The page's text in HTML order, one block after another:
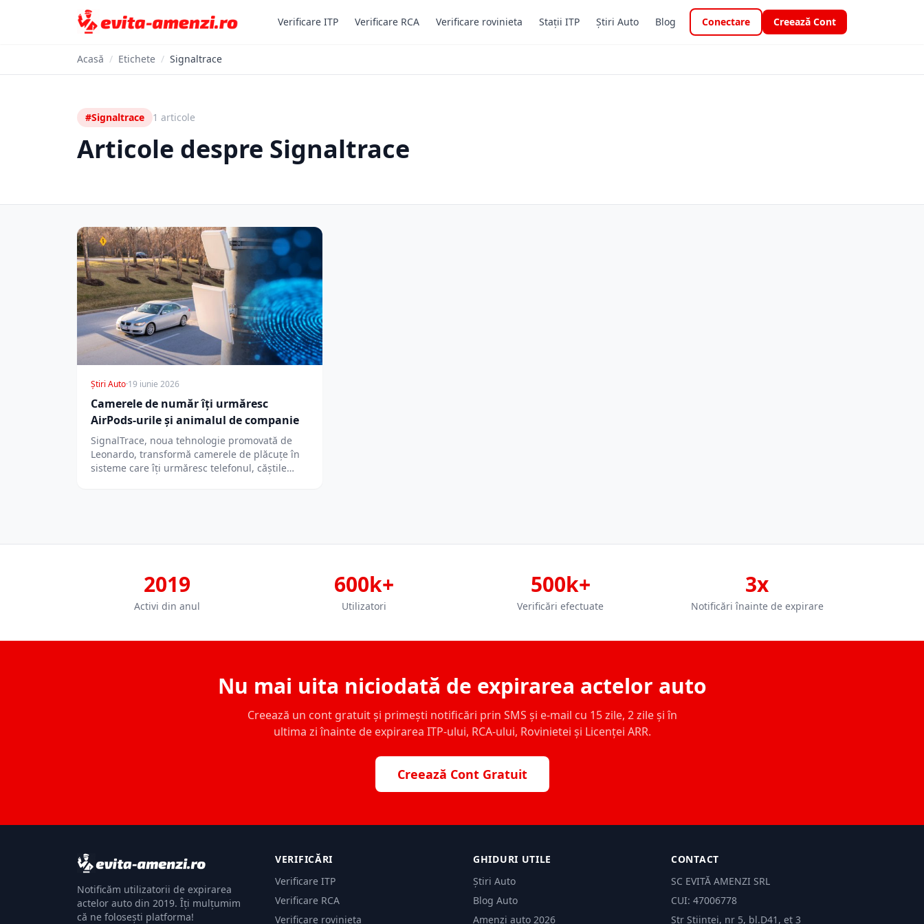
Verificare ITP Verificare RCA Verificare rovinieta Stații ITP Știri Auto Blog Conectare Creează Cont
Acasă / Etichete / Signaltrace
#Signaltrace 1 articole
Articole despre Signaltrace
Știri Auto·19 iunie 2026
Camerele de număr îți urmăresc
AirPods-urile și animalul de companie
SignalTrace, noua tehnologie promovată de
Leonardo, transformă camerele de plăcuțe în
sisteme care îți urmăresc telefonul, căștile
2019
Activi din anul
600k+
Utilizatori
500k+
Verificări efectuate
3x
Notificări înainte de expirare
Nu mai uita niciodată de expirarea actelor auto
Creează un cont gratuit și primești notificări prin SMS și e-mail cu 15 zile, 2 zile și în
ultima zi înainte de expirarea ITP-ului, RCA-ului, Rovinietei și Licenței ARR.
Creează Cont Gratuit
Notificăm utilizatorii de expirarea
actelor auto din 2019. Îți mulțumim
că ne folosești platforma!
VERIFICĂRI
Verificare ITP
Verificare RCA
Verificare rovinieta
GHIDURI UTILE
Știri Auto
Blog Auto
Amenzi auto 2026
CONTACT
SC EVITĂ AMENZI SRL
CUI: 47006778
Str Științei, nr 5, bl.D41, et 3